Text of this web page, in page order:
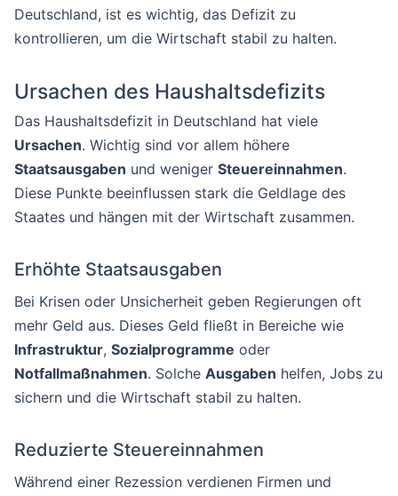
Deutschland, ist es wichtig, das Defizit zu
kontrollieren, um die Wirtschaft stabil zu halten.
Ursachen des Haushaltsdefizits
Das Haushaltsdefizit in Deutschland hat viele
Ursachen. Wichtig sind vor allem höhere
Staatsausgaben und weniger Steuereinnahmen.
Diese Punkte beeinflussen stark die Geldlage des
Staates und hängen mit der Wirtschaft zusammen.
Erhöhte Staatsausgaben
Bei Krisen oder Unsicherheit geben Regierungen oft
mehr Geld aus. Dieses Geld fließt in Bereiche wie
Infrastruktur, Sozialprogramme oder
Notfallmaßnahmen. Solche Ausgaben helfen, Jobs zu
sichern und die Wirtschaft stabil zu halten.
Reduzierte Steuereinnahmen
Während einer Rezession verdienen Firmen und